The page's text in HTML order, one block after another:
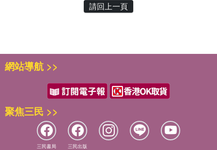
請回上一頁
網站導航 >>
聚焦三民 >>
三民書局 三民出版